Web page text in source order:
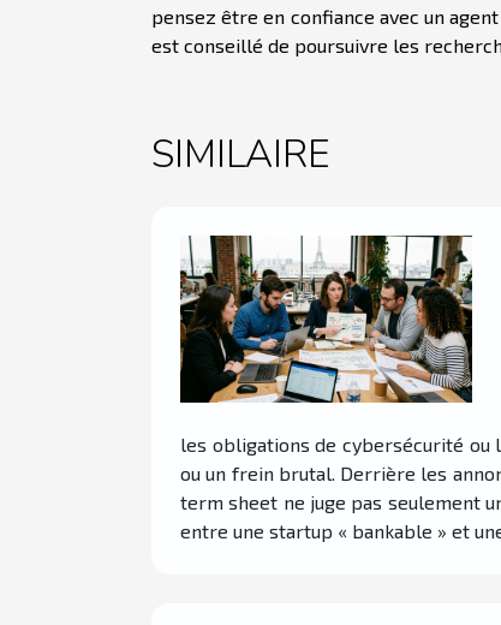
pensez être en confiance avec un
est conseillé de poursuivre les
SIMILAIRE
les obligations de cybersécurité ou
ou un frein brutal. Derrière les
term sheet ne juge pas seulement
entre une startup « bankable » et